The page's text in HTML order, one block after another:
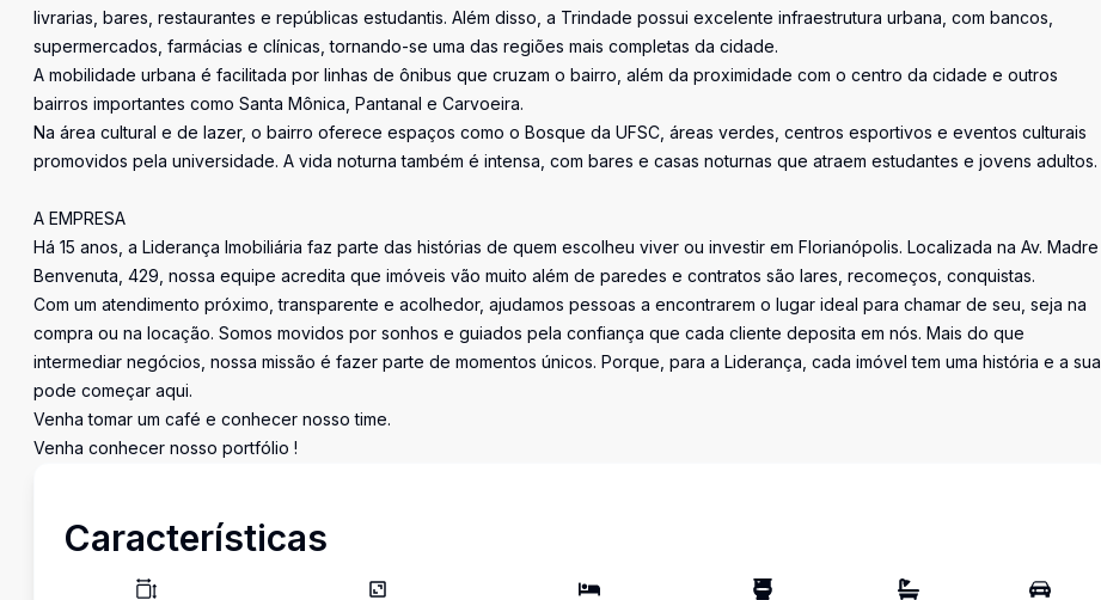
livrarias, bares, restaurantes e repúblicas estudantis. Além disso, a Trindade possui excelente infraestrutura urbana, com bancos,
supermercados, farmácias e clínicas, tornando-se uma das regiões mais completas da cidade.
A mobilidade urbana é facilitada por linhas de ônibus que cruzam o bairro, além da proximidade com o centro da cidade e outros
bairros importantes como Santa Mônica, Pantanal e Carvoeira.
Na área cultural e de lazer, o bairro oferece espaços como o Bosque da UFSC, áreas verdes, centros esportivos e eventos culturais
promovidos pela universidade. A vida noturna também é intensa, com bares e casas noturnas que atraem estudantes e jovens adultos.
A EMPRESA
Há 15 anos, a Liderança Imobiliária faz parte das histórias de quem escolheu viver ou investir em Florianópolis. Localizada na Av. Madre
Benvenuta, 429, nossa equipe acredita que imóveis vão muito além de paredes e contratos são lares, recomeços, conquistas.
Com um atendimento próximo, transparente e acolhedor, ajudamos pessoas a encontrarem o lugar ideal para chamar de seu, seja na
compra ou na locação. Somos movidos por sonhos e guiados pela confiança que cada cliente deposita em nós. Mais do que
intermediar negócios, nossa missão é fazer parte de momentos únicos. Porque, para a Liderança, cada imóvel tem uma história e a sua
pode começar aqui.
Venha tomar um café e conhecer nosso time.
Venha conhecer nosso portfólio !
Características